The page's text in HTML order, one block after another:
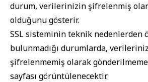
durum, verilerinizin şifrelenmiş
olduğunu gösterir.
SSL sisteminin teknik nedenlerden
bulunmadığı durumlarda,
şifrelenmemiş olarak
sayfası görüntülenecektir.